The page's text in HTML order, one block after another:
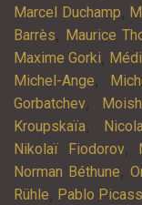
Marcel Duchamp,
Barrès, Maurice
Maxime Gorki,
Michel-Ange,
Gorbatchev,
Kroupskaïa,
Nikolaï Fiodorov,
Norman Béthune,
Rühle, Pablo